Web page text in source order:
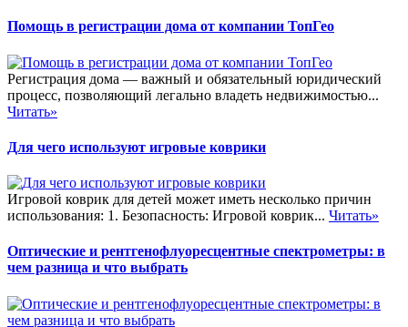
Помощь в регистрации дома от компании ТопГео
Регистрация дома — важный и обязательный юридический
процесс, позволяющий легально владеть недвижимостью...
Читать»
Для чего используют игровые коврики
Игровой коврик для детей может иметь несколько причин
использования: 1. Безопасность: Игровой коврик... Читать»
Оптические и рентгенофлуоресцентные спектрометры: в
чем разница и что выбрать